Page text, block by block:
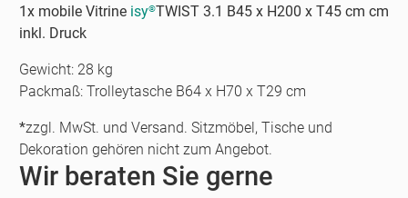
1x mobile Vitrine isy®TWIST 3.1 B45 x H200 x T45 cm cm
inkl. Druck
Gewicht: 28 kg
Packmaß: Trolleytasche B64 x H70 x T29 cm
*zzgl. MwSt. und Versand. Sitzmöbel, Tische und
Dekoration gehören nicht zum Angebot.
Wir beraten Sie gerne